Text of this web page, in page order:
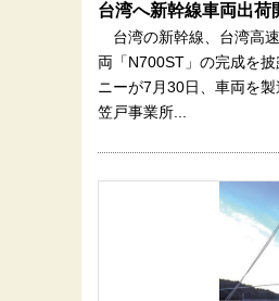
台湾へ新幹線車両出荷
台湾の新幹線、台湾高
両「N700ST」の完成を
ニーが7月30日、車両を
笠戸事業所...